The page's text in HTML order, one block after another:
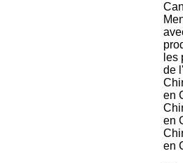
les
de
en
en
en